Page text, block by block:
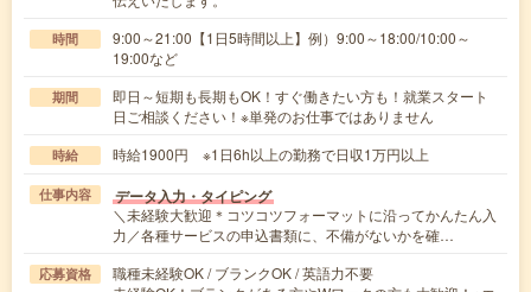
時間
9:00～21:00【1日5時間以上】例）9:00～18:00/10:00～
19:00など
期間
即日～短期も長期もOK！すぐ働きたい方も！就業スタート
日ご相談ください！※単発のお仕事ではありません
時給 時給1900円 ※1日6h以上の勤務で日収1万円以上
仕事内容 データ入力・タイピング
＼未経験大歓迎＊コツコツフォーマットに沿ってかんたん入
力／各種サービスの申込書類に、不備がないかを確…
応募資格
職種未経験OK / ブランクOK / 英語力不要